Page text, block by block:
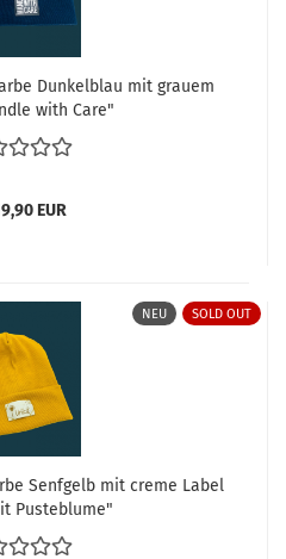
Dunkelblau mit grauem
with Care"
EUR
NEU SOLD OUT
Senfgelb mit creme Label
Pusteblume"